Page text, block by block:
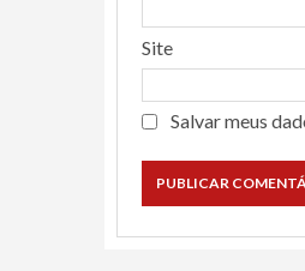
Site
Salvar meus